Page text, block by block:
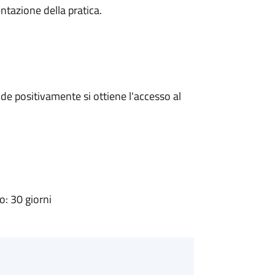
della pratica.
positivamente si ottiene l'accesso al
30 giorni